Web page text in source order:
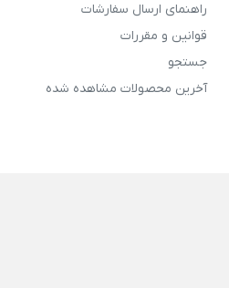
راهنمای ارسال سفارشات
قوانین و مقررات
جستجو
آخرین محصولات مشاهده شده